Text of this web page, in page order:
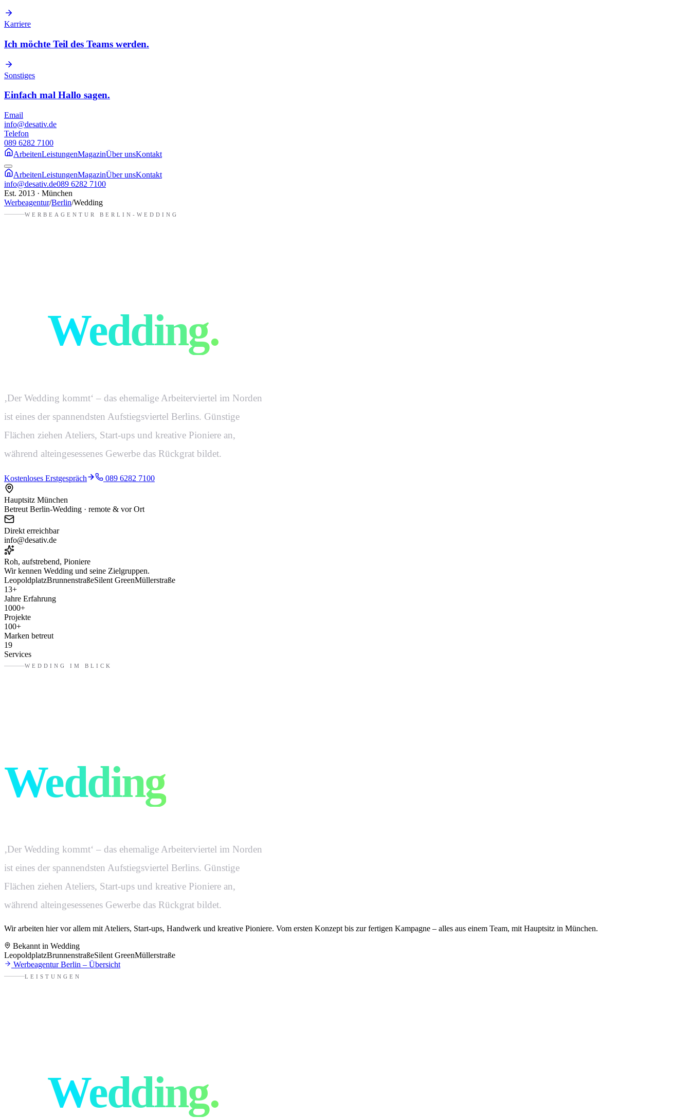
Karriere
Ich möchte Teil des Teams werden.
Sonstiges
Einfach mal Hallo sagen.
Email
info@desativ.de
Telefon
089 6282 7100
ArbeitenLeistungenMagazinÜber unsKontakt
ArbeitenLeistungenMagazinÜber unsKontakt
info@desativ.de089 6282 7100
Est. 2013 · München
Werbeagentur/Berlin/Wedding
WERBEAGENTUR BERLIN-WEDDING
Wedding.
‚Der Wedding kommt‘ – das ehemalige Arbeiterviertel im Norden
ist eines der spannendsten Aufstiegsviertel Berlins. Günstige
Flächen ziehen Ateliers, Start-ups und kreative Pioniere an,
während alteingesessenes Gewerbe das Rückgrat bildet.
Kostenloses Erstgespräch 089 6282 7100
Hauptsitz München
Betreut Berlin-Wedding · remote & vor Ort
Direkt erreichbar
info@desativ.de
Roh, aufstrebend, Pioniere
Wir kennen Wedding und seine Zielgruppen.
LeopoldplatzBrunnenstraßeSilent GreenMüllerstraße
13+
Jahre Erfahrung
1000+
Projekte
100+
Marken betreut
19
Services
WEDDING IM BLICK
Weddingwirkt.
‚Der Wedding kommt‘ – das ehemalige Arbeiterviertel im Norden
ist eines der spannendsten Aufstiegsviertel Berlins. Günstige
Flächen ziehen Ateliers, Start-ups und kreative Pioniere an,
während alteingesessenes Gewerbe das Rückgrat bildet.
Wir arbeiten hier vor allem mit Ateliers, Start-ups, Handwerk und kreative Pioniere. Vom ersten Konzept bis zur fertigen Kampagne – alles aus einem Team, mit Hauptsitz in München.
Bekannt in Wedding
LeopoldplatzBrunnenstraßeSilent GreenMüllerstraße
WerbeagenturBerlin – Übersicht
LEISTUNGEN
Wedding.